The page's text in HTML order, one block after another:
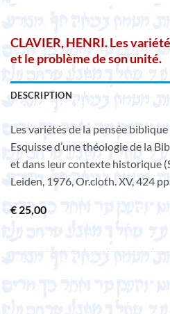
CLAVIER, HENRI. Les
et le problème de son unité.
DESCRIPTION
Les variétés de la pensée
Esquisse d’une théologie de la
et dans leur contexte historique
Leiden, 1976, Or.cloth. XV, 424
€ 25,00